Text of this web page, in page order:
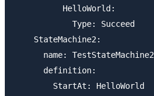
          HelloWorld:
            Type: Succeed
    StateMachine2:
      name: TestStateMachine2
      definition:
        StartAt: HelloWorld